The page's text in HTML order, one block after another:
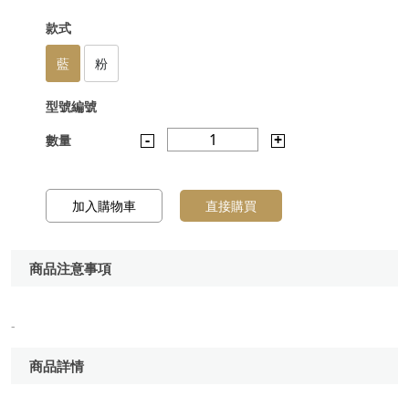
款式
藍 粉
型號編號
數量
- 1 +
加入購物車 直接購買
商品注意事項
-
商品詳情